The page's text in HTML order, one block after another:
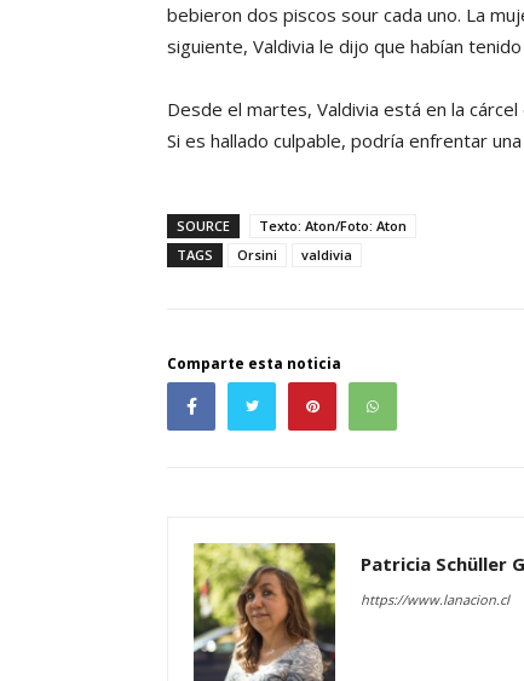
bebieron dos piscos sour cada uno. La
siguiente, Valdivia le dijo que habían
Desde el martes, Valdivia está en la
Si es hallado culpable, podría enfrentar
SOURCE
Texto: Aton/Foto: Aton
TAGS
Orsini valdivia
Comparte esta noticia
Patricia Schüller
https://www.lanacion.cl